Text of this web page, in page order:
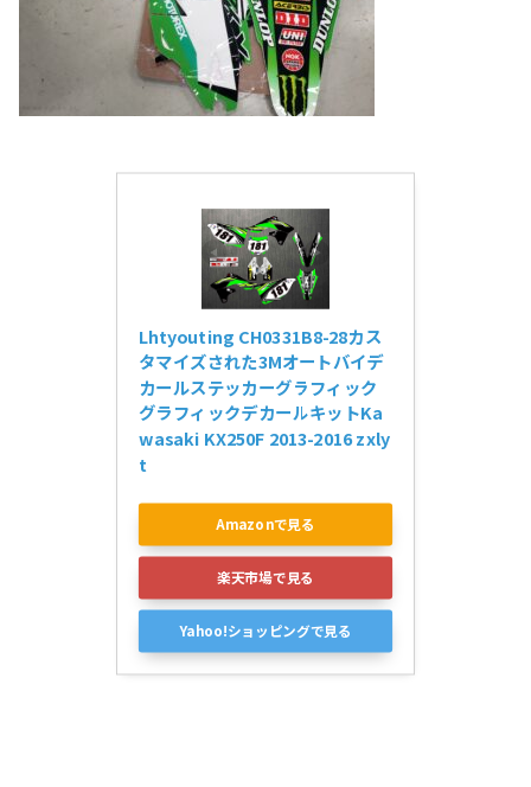
Lhtyouting CH0331B8-28カス
タマイズされた3Mオートバイデ
カールステッカーグラフィック
グラフィックデカールキットKa
wasaki KX250F 2013-2016 zxly
t
Amazonで見る
楽天市場で見る
Yahoo!ショッピングで見る